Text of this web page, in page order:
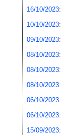
16/10/2023:
10/10/2023:
09/10/2023:
08/10/2023:
08/10/2023:
08/10/2023:
06/10/2023:
06/10/2023:
15/09/2023: